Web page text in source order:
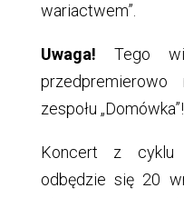
wariactwem”.
Uwaga! Tego
przedpremierowo
zespołu „Domówka”!
Koncert z cyklu
odbędzie się 20